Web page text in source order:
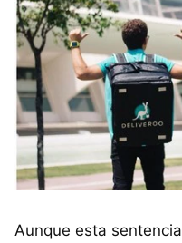
Aunque esta sentencia